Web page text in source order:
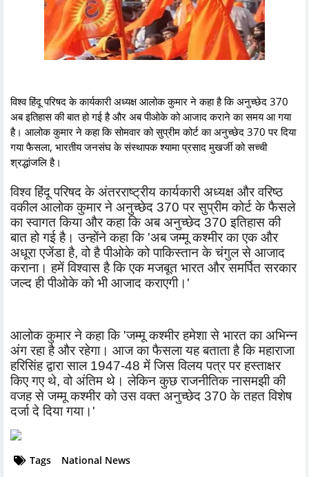
विश्व हिंदू परिषद के कार्यकारी अध्यक्ष आलोक कुमार ने कहा है कि अनुच्छेद 370
अब इतिहास की बात हो गई है और अब पीओके को आजाद कराने का समय आ गया
है। आलोक कुमार ने कहा कि सोमवार को सुप्रीम कोर्ट का अनुच्छेद 370 पर दिया
गया फैसला, भारतीय जनसंघ के संस्थापक श्यामा प्रसाद मुखर्जी को सच्ची
श्रद्धांजलि है।
विश्व हिंदू परिषद के अंतरराष्ट्रीय कार्यकारी अध्यक्ष और वरिष्ठ
वकील आलोक कुमार ने अनुच्छेद 370 पर सुप्रीम कोर्ट के फैसले
का स्वागत किया और कहा कि अब अनुच्छेद 370 इतिहास की
बात हो गई है। उन्होंने कहा कि 'अब जम्मू कश्मीर का एक और
अधूरा एजेंडा है, वो है पीओके को पाकिस्तान के चंगुल से आजाद
कराना। हमें विश्वास है कि एक मजबूत भारत और समर्पित सरकार
जल्द ही पीओके को भी आजाद कराएगी।'
आलोक कुमार ने कहा कि 'जम्मू कश्मीर हमेशा से भारत का अभिन्न
अंग रहा है और रहेगा। आज का फैसला यह बताता है कि महाराजा
हरिसिंह द्वारा साल 1947-48 में जिस विलय पत्र पर हस्ताक्षर
किए गए थे, वो अंतिम थे। लेकिन कुछ राजनीतिक नासमझी की
वजह से जम्मू कश्मीर को उस वक्त अनुच्छेद 370 के तहत विशेष
दर्जा दे दिया गया।'
Tags National News